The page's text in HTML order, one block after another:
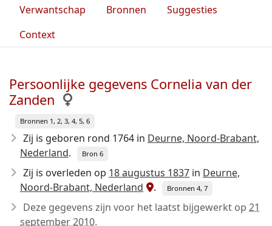
Verwantschap
Bronnen
Suggesties
Context
Persoonlijke gegevens Cornelia van der
Zanden
Bronnen 1, 2, 3, 4, 5, 6
Zij is geboren rond 1764 in Deurne, Noord-Brabant,
Nederland. Bron 6
Zij is overleden op 18 augustus 1837 in Deurne,
Noord-Brabant, Nederland
. Bronnen 4, 7
Deze gegevens zijn voor het laatst bijgewerkt op 21
september 2010.